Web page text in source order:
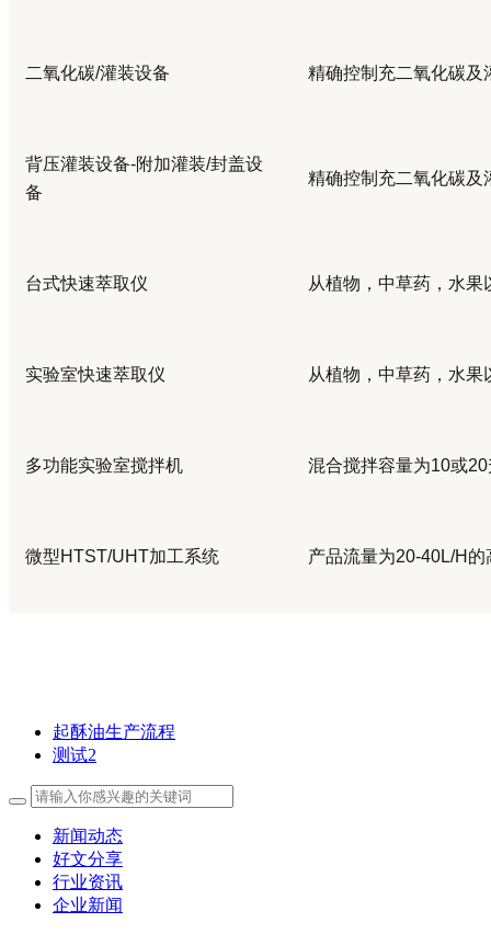
二氧化碳/灌装设备 精确控制充二氧化碳及
背压灌装设备-附加灌装/封盖设
备
精确控制充二氧化碳及
台式快速萃取仪 从植物，中草药，水
实验室快速萃取仪 从植物，中草药，水
多功能实验室搅拌机 混合搅拌容量为10或20
微型HTST/UHT加工系统 产品流量为20-40L/H 的
起酥油生产流程
测试2
新闻动态
好文分享
行业资讯
企业新闻